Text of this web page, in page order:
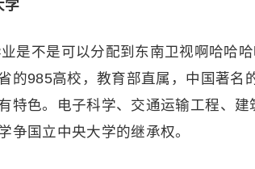
学
业是不是可以分配到东南卫视啊哈哈
的985高校，教育部直属，中国著名
特色。电子科学、交通运输工程、
争国立中央大学的继承权。